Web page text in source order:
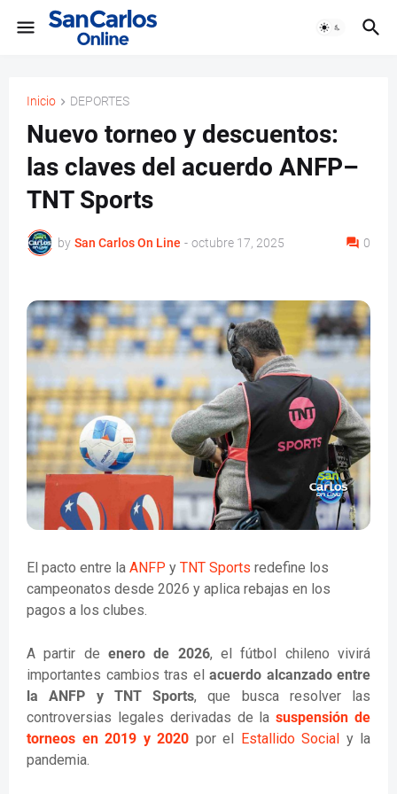
Inicio DEPORTES
Nuevo torneo y descuentos:
las claves del acuerdo ANFP–
TNT Sports
by San Carlos On Line - octubre 17, 2025 0
El pacto entre la ANFP y TNT Sports redefine los
campeonatos desde 2026 y aplica rebajas en los
pagos a los clubes.
A partir de enero de 2026, el fútbol chileno vivirá
importantes cambios tras el acuerdo alcanzado entre
la ANFP y TNT Sports, que busca resolver las
controversias legales derivadas de lasuspensión de
torneos en 2019 y 2020 por el Estallido Social y la
pandemia.